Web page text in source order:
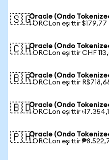
🇸🇬Oracle (Ondo
1 ORCLon eşittir $179,77
🇨🇭Oracle (Ondo
1 ORCLon eşittir CHF
🇧🇷Oracle (Ondo
1 ORCLon eşittir
🇧🇩Oracle (Ondo
1 ORCLon eşittir
🇵🇭Oracle (Ondo
1 ORCLon eşittir